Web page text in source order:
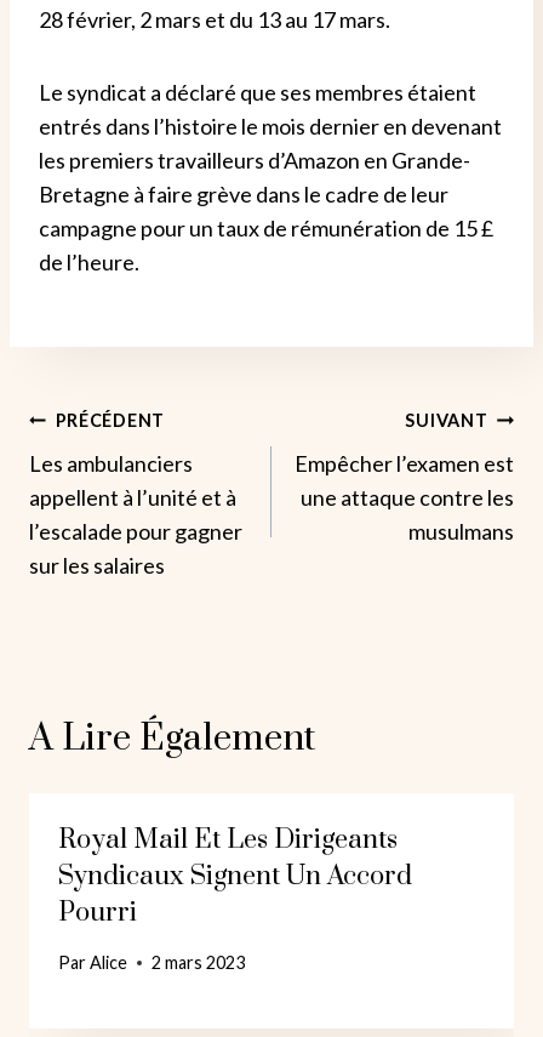
28 février, 2 mars et du 13 au 17 mars.
Le syndicat a déclaré que ses membres étaient
entrés dans l’histoire le mois dernier en devenant
les premiers travailleurs d’Amazon en Grande-
Bretagne à faire grève dans le cadre de leur
campagne pour un taux de rémunération de 15 £
de l’heure.
Navigation
De
L’article
PRÉCÉDENT
Les ambulanciers
appellent à l’unité et à
l’escalade pour gagner
sur les salaires
SUIVANT
Empêcher l’examen est
une attaque contre les
musulmans
A Lire Également
Royal Mail Et Les Dirigeants
Syndicaux Signent Un Accord
Pourri
ParAlice 2 mars 2023